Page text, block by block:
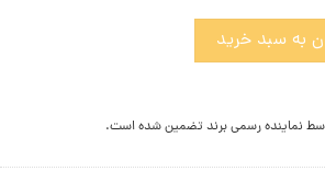
عددبه سبد خرید
نماینده رسمی برند تضمین شده است.